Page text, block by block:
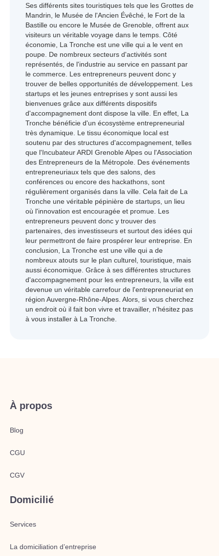
Ses différents sites touristiques tels que les Grottes de
Mandrin, le Musée de l'Ancien Évêché, le Fort de la
Bastille ou encore le Musée de Grenoble, offrent aux
visiteurs un véritable voyage dans le temps. Côté
économie, La Tronche est une ville qui a le vent en
poupe. De nombreux secteurs d'activités sont
représentés, de l'industrie au service en passant par
le commerce. Les entrepreneurs peuvent donc y
trouver de belles opportunités de développement. Les
startups et les jeunes entreprises y sont aussi les
bienvenues grâce aux différents dispositifs
d'accompagnement dont dispose la ville. En effet, La
Tronche bénéficie d'un écosystème entrepreneurial
très dynamique. Le tissu économique local est
soutenu par des structures d'accompagnement, telles
que l'Incubateur ARDI Grenoble Alpes ou l'Association
des Entrepreneurs de la Métropole. Des événements
entrepreneuriaux tels que des salons, des
conférences ou encore des hackathons, sont
régulièrement organisés dans la ville. Cela fait de La
Tronche une véritable pépinière de startups, un lieu
où l'innovation est encouragée et promue. Les
entrepreneurs peuvent donc y trouver des
partenaires, des investisseurs et surtout des idées qui
leur permettront de faire prospérer leur entreprise. En
conclusion, La Tronche est une ville qui a de
nombreux atouts sur le plan culturel, touristique, mais
aussi économique. Grâce à ses différentes structures
d'accompagnement pour les entrepreneurs, la ville est
devenue un véritable carrefour de l'entrepreneuriat en
région Auvergne-Rhône-Alpes. Alors, si vous cherchez
un endroit où il fait bon vivre et travailler, n'hésitez pas
à vous installer à La Tronche.
À propos
Blog
CGU
CGV
Domicilié
Services
La domiciliation d’entreprise